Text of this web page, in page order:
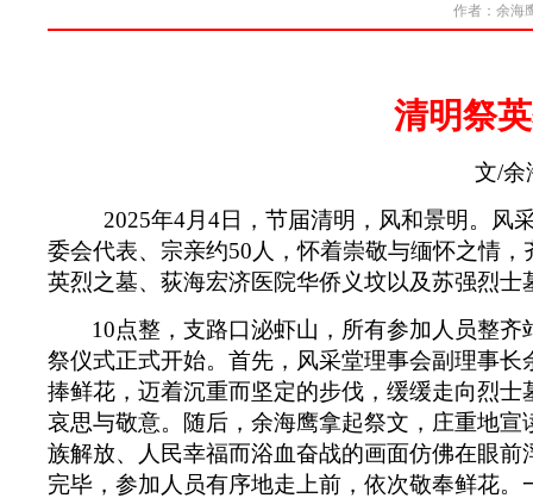
作者：余海
清明祭
文/余
2025年4月 4日，节届清明，风和景明。风
委会代表、宗亲约50 人，怀着崇敬与缅怀之情
英烈之墓、荻海宏济医院华侨义坟以及苏强烈士
10点整，支路口泌虾山，所有参加人员整
祭仪式正式开始。首先，风采堂理事会副理事
捧鲜花，迈着沉重而坚定的步伐，缓缓走向烈
哀思与敬意。随后，余海鹰拿起祭文，庄重地
族解放、人民幸福而浴血奋战的画面仿佛在眼
完毕，参加人员有序地走上前，依次敬奉鲜花